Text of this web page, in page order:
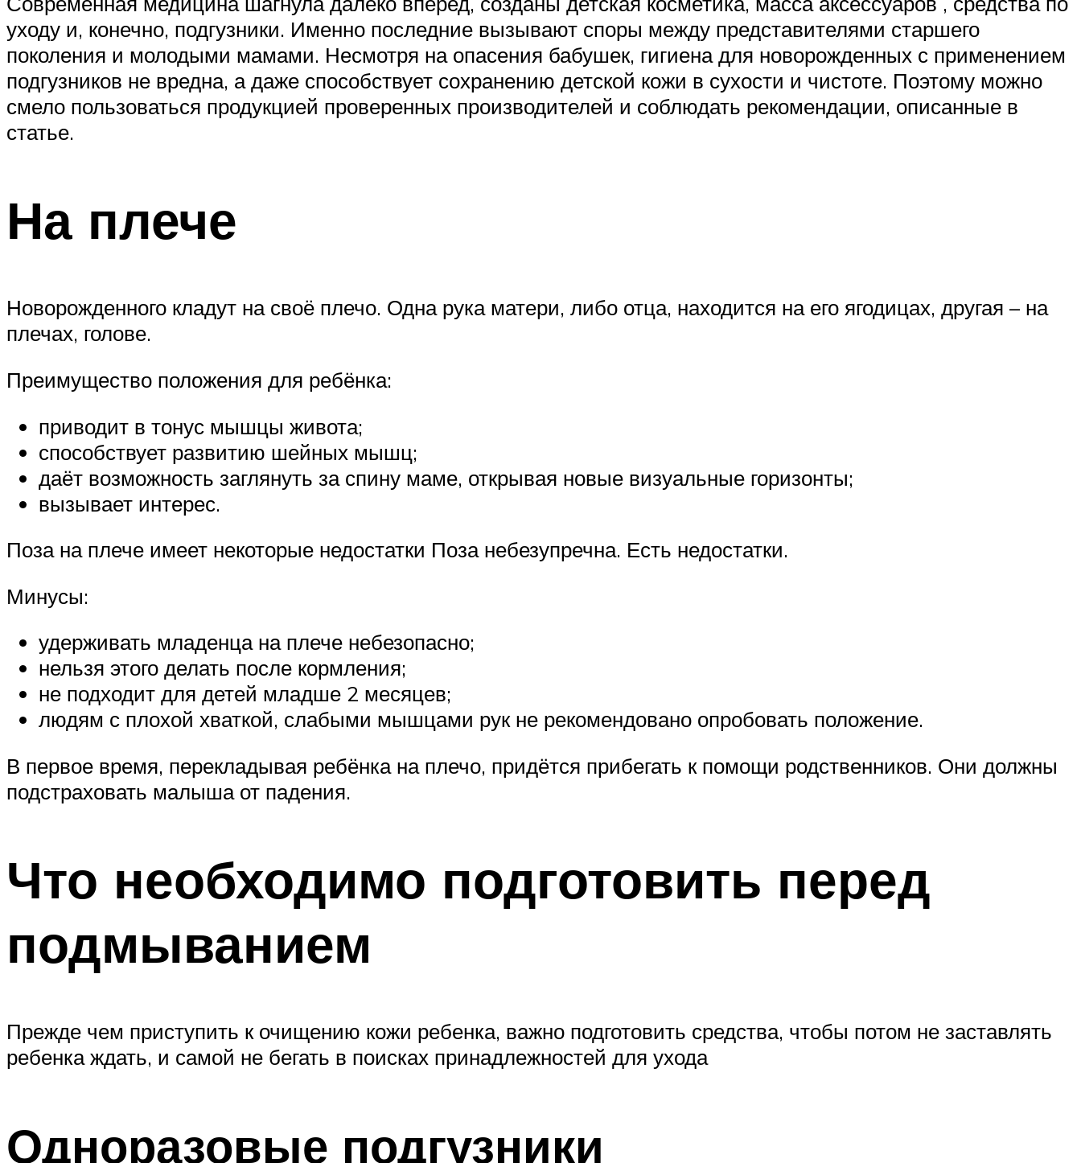
уходу и, конечно, подгузники. Именно последние вызывают споры между представителями старшего
поколения и молодыми мамами. Несмотря на опасения бабушек, гигиена для новорожденных с применением
подгузников не вредна, а даже способствует сохранению детской кожи в сухости и чистоте. Поэтому можно
смело пользоваться продукцией проверенных производителей и соблюдать рекомендации, описанные в
статье.
На плече
Новорожденного кладут на своё плечо. Одна рука матери, либо отца, находится на его ягодицах, другая – на
плечах, голове.
Преимущество положения для ребёнка:
приводит в тонус мышцы живота;
способствует развитию шейных мышц;
даёт возможность заглянуть за спину маме, открывая новые визуальные горизонты;
вызывает интерес.
Поза на плече имеет некоторые недостатки Поза небезупречна. Есть недостатки.
Минусы:
удерживать младенца на плече небезопасно;
нельзя этого делать после кормления;
не подходит для детей младше 2 месяцев;
людям с плохой хваткой, слабыми мышцами рук не рекомендовано опробовать положение.
В первое время, перекладывая ребёнка на плечо, придётся прибегать к помощи родственников. Они должны
подстраховать малыша от падения.
Что необходимо подготовить перед
подмыванием
Прежде чем приступить к очищению кожи ребенка, важно подготовить средства, чтобы потом не заставлять
ребенка ждать, и самой не бегать в поисках принадлежностей для ухода
Одноразовые подгузники